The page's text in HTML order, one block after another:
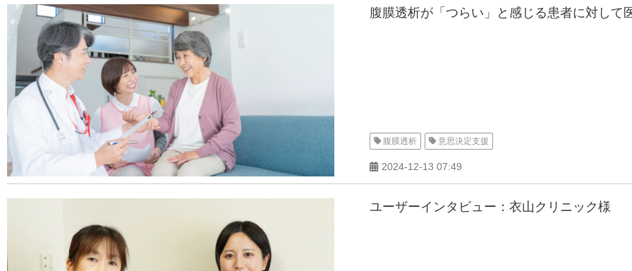
腹膜透析が「つらい」と感じる患者に対して
腹膜透析 意思決定支援
2024-12-13 07:49
ユーザーインタビュー：衣山クリニック様